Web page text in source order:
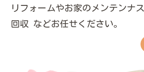
リフォームやお家のメンテンナス
回収 などお任せください。